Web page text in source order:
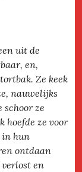
uit de
en,
Ze keek
nauwelijks
schoor ze
hoefde ze voor
in hun
ontdaan
en